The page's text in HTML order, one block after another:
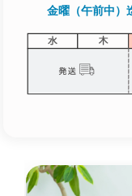
金曜（午前中）